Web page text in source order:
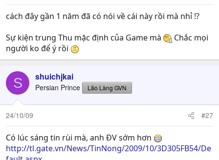
cách đây gần 1 năm đã có nói về cái này rồi mà nhỉ !?
Sự kiện trung Thu mặc định của Game mà
Chắc mọi
người ko để ý rồi
S shuichjkai
Persian Prince Lão Làng GVN
24/10/09 #27
Có lúc sáng tin rùi mà, anh ĐV sớm hơn
http://tl.gate.vn/News/TinNong/2009/10/3D305FB54/De